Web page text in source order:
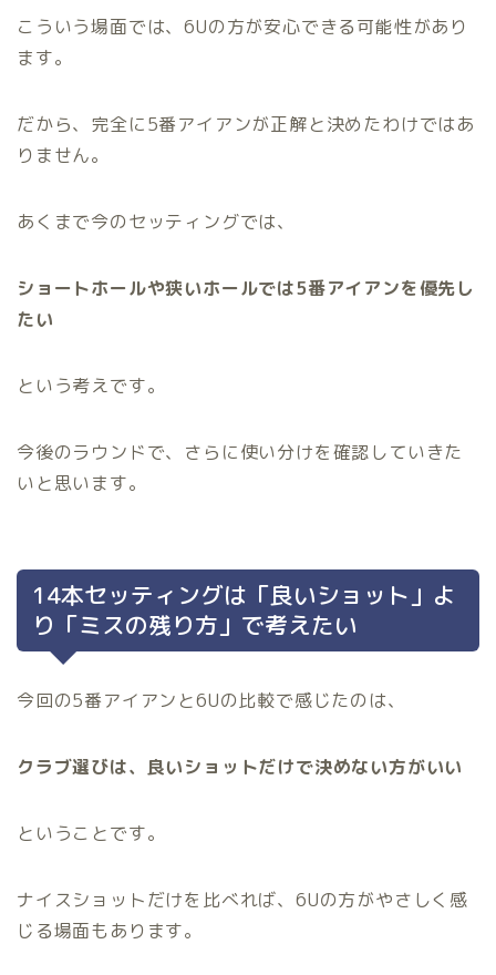
こういう場面では、6Uの方が安心できる可能性があり
ます。
だから、完全に5番アイアンが正解と決めたわけではあ
りません。
あくまで今のセッティングでは、
ショートホールや狭いホールでは5番アイアンを優先し
たい
という考えです。
今後のラウンドで、さらに使い分けを確認していきた
いと思います。
14本セッティングは「良いショット」よ
り「ミスの残り方」で考えたい
今回の5番アイアンと6Uの比較で感じたのは、
クラブ選びは、良いショットだけで決めない方がいい
ということです。
ナイスショットだけを比べれば、6Uの方がやさしく感
じる場面もあります。